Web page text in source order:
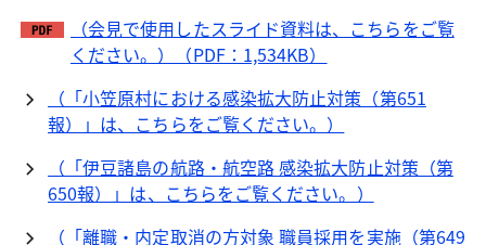
（会見で使用したスライド資料は、こちらをご覧
ください。）（PDF：1,534KB）
（「小笠原村における感染拡大防止対策（第651
報）」は、こちらをご覧ください。）
（「伊豆諸島の航路・航空路 感染拡大防止対策（第
650報）」は、こちらをご覧ください。）
（「離職・内定取消の方対象 職員採用を実施（第649